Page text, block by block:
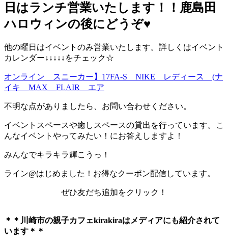
日はランチ営業いたします！！鹿島田
ハロウィンの後にどうぞ♥️
他の曜日はイベントのみ営業いたします。詳しくはイベント
カレンダー↓↓↓↓↓をチェック☆
オンライン スニーカー】17FA-S NIKE レディース (ナ
イキ MAX FLAIR エア
不明な点がありましたら、お問い合わせください。
イベントスペースや癒しスペースの貸出を行っています。こ
んなイベントやってみたい！にお答えしますよ！
みんなでキラキラ輝こうっ！
ライン@はじめました！お得なクーポン配信しています。
ぜひ友だち追加をクリック！
＊＊川崎市の親子カフェkirakiraは メディアにも紹介されて
います＊＊